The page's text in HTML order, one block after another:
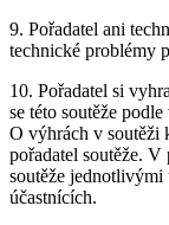
9. Pořadatel ani
technické problémy
10. Pořadatel si
se této soutěže
O výhrách v soutěži
pořadatel soutěže.
soutěže
účastnících.